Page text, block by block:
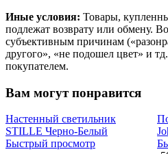
Иные условия: Товары,
подлежат возврату или обмену.
субъективным причинам
другого», «не подошел цвет» и
покупателем.
Вам могут понравится
Настенный светильник
STILLE Черно-Белый
Быстрый просмотр